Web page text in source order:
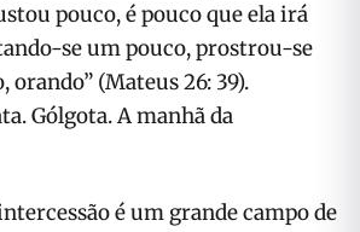
pouco, é pouco que ela irá
se um pouco, prostrou-se
orando” (Mateus 26: 39).
Gólgota. A manhã da
é um gran­de campo de